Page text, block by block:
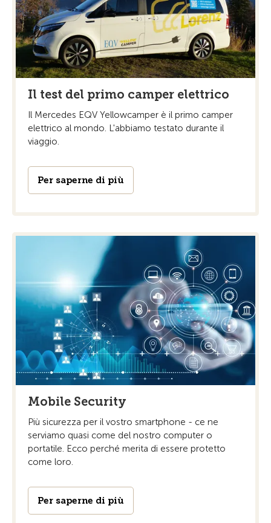
Il test del primo camper elettrico
Il Mercedes EQV Yellowcamper è il primo camper
elettrico al mondo. L'abbiamo testato durante il
viaggio.
Per saperne di più
Mobile Security
Più sicurezza per il vostro smartphone - ce ne
serviamo quasi come del nostro computer o
portatile. Ecco perché merita di essere protetto
come loro.
Per saperne di più